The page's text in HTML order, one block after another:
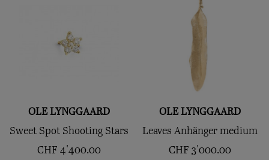
OLE LYNGGAARD
Sweet Spot Shooting Stars
CHF 4'400.00
OLE LYNGGAARD
Leaves Anhänger medium
CHF 3'000.00